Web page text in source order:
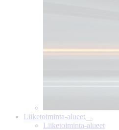
Liiketoiminta-alueet
Liiketoiminta-alueet